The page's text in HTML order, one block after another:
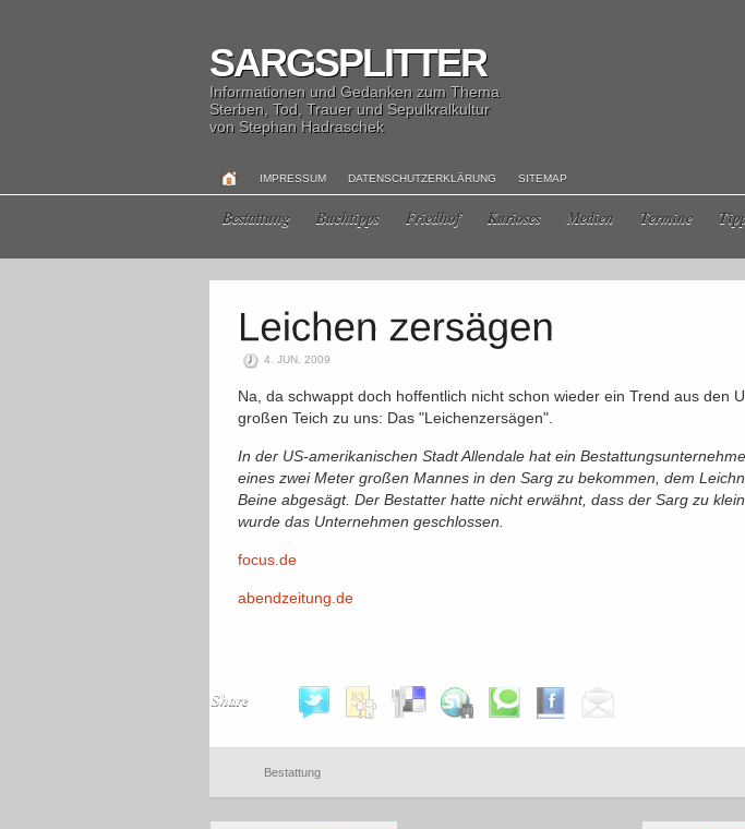
SARGSPLITTER
Informationen und Gedanken zum Thema
Sterben, Tod, Trauer und Sepulkralkultur
von Stephan Hadraschek
IMPRESSUM DATENSCHUTZERKLÄRUNG SITEMAP
Bestattung Buchtipps Friedhof Kurioses Medien Termine
4. JUN. 2009
Na, da schwappt doch hoffentlich nicht schon wieder ein Trend aus den
großen Teich zu uns: Das "Leichenzersägen".
In der US-amerikanischen Stadt Allendale hat ein
eines zwei Meter großen Mannes in den Sarg zu bekommen, dem
Beine abgesägt. Der Bestatter hatte nicht erwähnt, dass der Sarg zu
wurde das Unternehmen geschlossen.
focus.de
abendzeitung.de
Share
Bestattung